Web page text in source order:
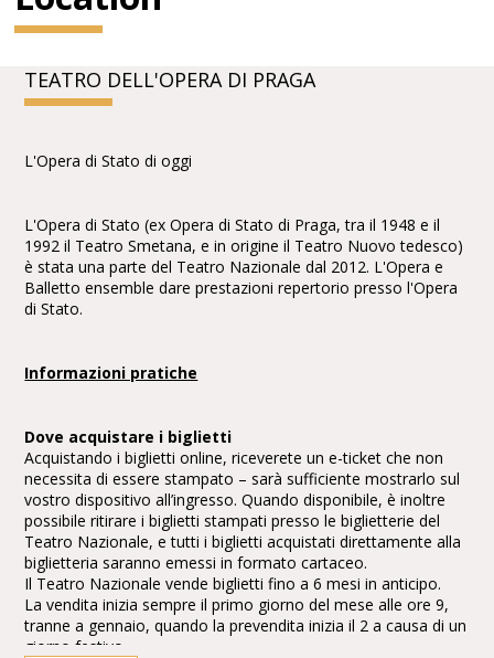
TEATRO DELL'OPERA DI PRAGA
L'Opera di Stato di oggi
L'Opera di Stato (ex Opera di Stato di Praga, tra il 1948 e il
1992 il Teatro Smetana, e in origine il Teatro Nuovo tedesco)
è stata una parte del Teatro Nazionale dal 2012. L'Opera e
Balletto ensemble dare prestazioni repertorio presso l'Opera
di Stato.
Informazioni pratiche
Dove acquistare i biglietti
Acquistando i biglietti online, riceverete un e-ticket che non
necessita di essere stampato – sarà sufficiente mostrarlo sul
vostro dispositivo all’ingresso. Quando disponibile, è inoltre
possibile ritirare i biglietti stampati presso le biglietterie del
Teatro Nazionale, e tutti i biglietti acquistati direttamente alla
biglietteria saranno emessi in formato cartaceo.
Il Teatro Nazionale vende biglietti fino a 6 mesi in anticipo.
La vendita inizia sempre il primo giorno del mese alle ore 9,
tranne a gennaio, quando la prevendita inizia il 2 a causa di un
giorno festivo.